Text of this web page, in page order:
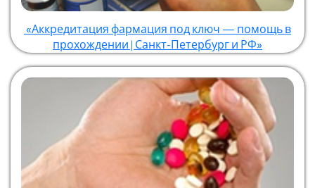
«Аккредитация фармация под ключ — помощь в
прохождении | Санкт-Петербург и РФ»